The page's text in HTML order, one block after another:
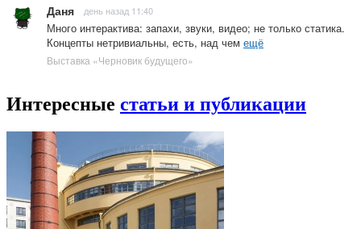
Даня день назад 11:40
Много интерактива: запахи, звуки, видео; не только статика.
Концепты нетривиальны, есть, над чем ещё
Выставка «Черновик будущего»
Интересные статьи и публикации